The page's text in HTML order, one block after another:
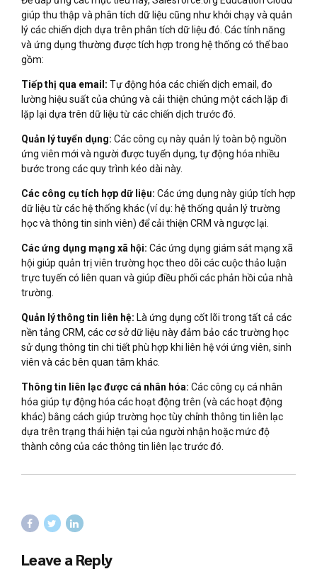
giúp thu thập và phân tích dữ liệu cũng như khởi chạy và quản
lý các chiến dịch dựa trên phân tích dữ liệu đó. Các tính năng
và ứng dụng thường được tích hợp trong hệ thống có thể bao
gồm:
Tiếp thị qua email: Tự động hóa các chiến dịch email, đo
lường hiệu suất của chúng và cải thiện chúng một cách lặp đi
lặp lại dựa trên dữ liệu từ các chiến dịch trước đó.
Quản lý tuyển dụng: Các công cụ này quản lý toàn bộ nguồn
ứng viên mới và người được tuyển dụng, tự động hóa nhiều
bước trong các quy trình kéo dài này.
Các công cụ tích hợp dữ liệu: Các ứng dụng này giúp tích hợp
dữ liệu từ các hệ thống khác (ví dụ: hệ thống quản lý trường
học và thông tin sinh viên) để cải thiện CRM và ngược lại.
Các ứng dụng mạng xã hội: Các ứng dụng giám sát mạng xã
hội giúp quản trị viên trường học theo dõi các cuộc thảo luận
trực tuyến có liên quan và giúp điều phối các phản hồi của nhà
trường.
Quản lý thông tin liên hệ: Là ứng dụng cốt lõi trong tất cả các
nền tảng CRM, các cơ sở dữ liệu này đảm bảo các trường học
sử dụng thông tin chi tiết phù hợp khi liên hệ với ứng viên, sinh
viên và các bên quan tâm khác.
Thông tin liên lạc được cá nhân hóa: Các công cụ cá nhân
hóa giúp tự động hóa các hoạt động trên (và các hoạt động
khác) bằng cách giúp trường học tùy chỉnh thông tin liên lạc
dựa trên trạng thái hiện tại của người nhận hoặc mức độ
thành công của các thông tin liên lạc trước đó.
Leave a Reply